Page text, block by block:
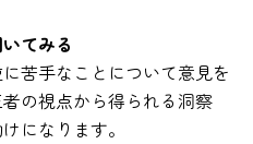
てみる
苦手なことについて意見を
の視点から得られる洞察
になります。